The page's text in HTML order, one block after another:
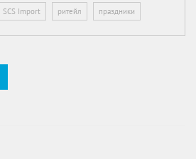
SCS Import ритейл праздники